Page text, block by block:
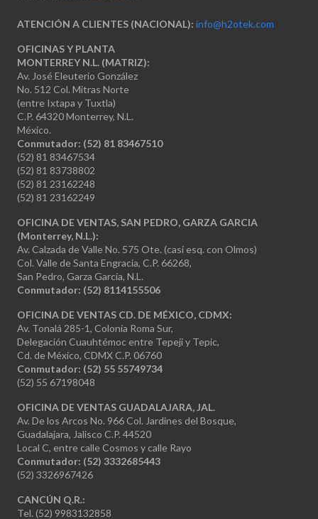
ATENCIÓN A CLIENTES (NACIONAL): info@h2otek.com
OFICINAS Y PLANTA
MONTERREY N.L. (MATRIZ):
Av. José Eleuterio González
No. 512 Col. Mitras Norte
(entre Ixtapa y Tuxtla)
C.P. 64320 Monterrey, N.L.
México.
Conmutador: (52) 81 83467510
(52) 81 83467534
(52) 81 83738802
(52) 81 23162248
(52) 81 23162249
OFICINA DE VENTAS, SAN PEDRO, GARZA GARCIA
(Monterrey, N.L.):
Av. Calzada de Valle No. 575 Ote. (casi esq. con Olmos)
Col. Valle de Santa Engracia, C.P. 66268,
San Pedro, Garza García, N.L.
Conmutador: (52) 8114155506
OFICINA DE VENTAS CD. DE MÉXICO, CDMX:
Av. Tonalá 285-1, Colonia Roma Sur,
Delegación Cuauhtémoc entre Tepeji y Tepic,
Cd. de México, CDMX C.P. 06760
Conmutador: (52) 55 55749734
(52) 55 67198048
OFICINA DE VENTAS GUADALAJARA, JAL.
Av. De los Arcos No. 966 Col. Jardines del Bosque,
Guadalajara, Jalisco C.P. 44520
Local C, entre calle Cosmos y calle Rayo
Conmutador: (52) 3332685443
(52) 3326967426
CANCÚN Q.R.:
Tel. (52) 9983132858